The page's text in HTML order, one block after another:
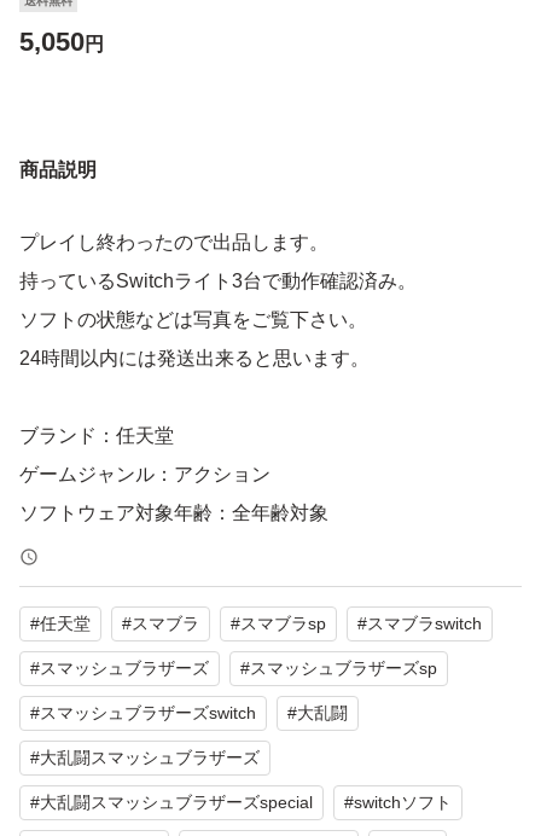
5,050円
商品説明
プレイし終わったので出品します。
持っているSwitchライト3台で動作確認済み。
ソフトの状態などは写真をご覧下さい。
24時間以内には発送出来ると思います。
ブランド：任天堂
ゲームジャンル：アクション
ソフトウェア対象年齢：全年齢対象
パッケージ種類：通常版
オンライン：オンライン対応
プレイモード：TVモード対応 テーブルモード対応 携帯モ
ード対応
amiibo対応：amiibo対応
携帯モードプレイ人数：1 人
#任天堂 #スマブラ #スマブラsp #スマブラswitch
#スマッシュブラザーズ #スマッシュブラザーズsp
#スマッシュブラザーズswitch #大乱闘
#大乱闘スマッシュブラザーズ
#大乱闘スマッシュブラザーズspecial #switchソフト